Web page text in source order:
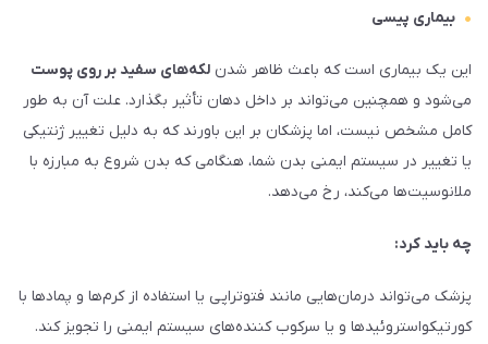
بیماری پیسی
این یک بیماری است که باعث ظاهر شدن لکه‌های سفید بر روی پوست
می‌شود و همچنین می‌تواند بر داخل دهان تأثیر بگذارد. علت آن به طور
کامل مشخص نیست، اما پزشکان بر این باورند که به دلیل تغییر ژنتیکی
یا تغییر در سیستم ایمنی بدن شما، هنگامی که بدن شروع به مبارزه با
ملانوسیت‌ها می‌کند، رخ می‌دهد.
چه باید کرد:
پزشک می‌تواند درمان‌هایی مانند فتوتراپی یا استفاده از کرم‌ها و پمادها با
کورتیکواستروئیدها و یا سرکوب کننده‌های سیستم ایمنی را تجویز کند.